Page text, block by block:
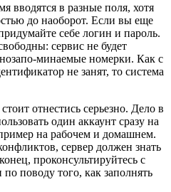
вводятся в разные поля, хотя
до наоборот. Если вы еще
себе логин и пароль.
сервис не будет
минаемые номерки. Как с
не занят, то система
отнестись серьезно. Дело в
один аккаунт сразу на
на рабочем и домашнем.
сервер должен знать
проконсультируйтесь с
поводу того, как заполнять